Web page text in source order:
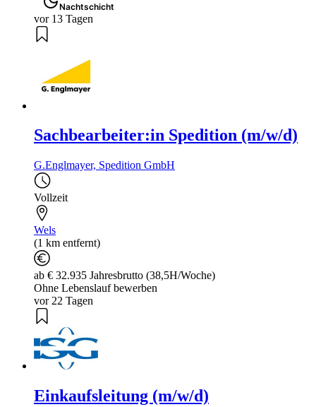
Nachtschicht
vor 13 Tagen
Sachbearbeiter:in Spedition (m/w/d)
G.Englmayer, Spedition GmbH
Vollzeit
Wels
(1 km entfernt)
ab € 32.935 Jahresbrutto (38,5H/Woche)
Ohne Lebenslauf bewerben
vor 22 Tagen
Einkaufsleitung (m/w/d)